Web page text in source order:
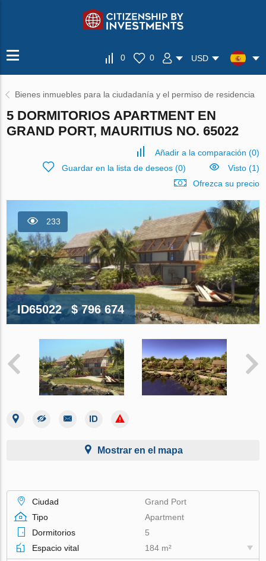
0 0 USD
Bienes inmuebles para la ciudadanía y el permiso de residencia
5 DORMITORIOS APARTMENT EN
GRAND PORT, MAURITIUS NO. 65022
Añadir a la comparación (0)
Guardar en la lista de deseos(0)
Visto (1)
Ofrezca su precio
233
ID65022 $ 796 674
Mostrar en el mapa
Ciudad
Grand Port
Tipo
Apartment
Dormitorios
5
Espacio vital
184 m²